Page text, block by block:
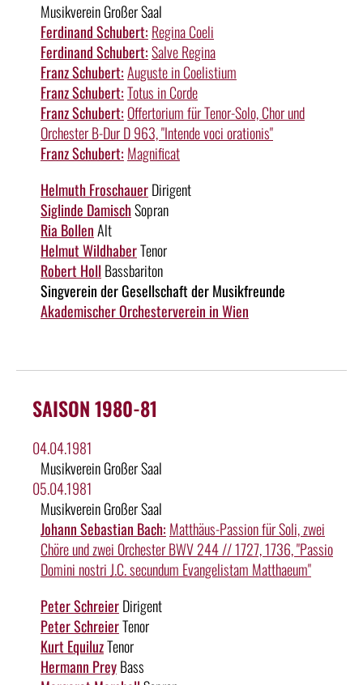
Musikverein Großer Saal
Ferdinand Schubert: Regina Coeli
Ferdinand Schubert:Salve Regina
Franz Schubert:Auguste in Coelistium
Franz Schubert:Totus in Corde
Franz Schubert: Offertorium für Tenor-Solo, Chor und
Orchester B-Dur D 963, "Intende voci orationis"
Franz Schubert: Magnificat
Helmuth FroschauerDirigent
Siglinde DamischSopran
Ria BollenAlt
Helmut WildhaberTenor
Robert Holl Bassbariton
Singverein der Gesellschaft der Musikfreunde
Akademischer Orchesterverein in Wien
SAISON 1980-81
04.04.1981
Musikverein Großer Saal
05.04.1981
Musikverein Großer Saal
Johann Sebastian Bach: Matthäus-Passion für Soli, zwei
Chöre und zwei Orchester BWV 244 // 1727, 1736, "Passio
Domini nostri J.C. secundum Evangelistam Matthaeum"
Peter SchreierDirigent
Peter SchreierTenor
Kurt EquiluzTenor
Hermann PreyBass